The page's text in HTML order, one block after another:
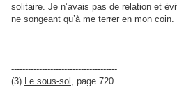
solitaire. Je n’avais pas de relation et
ne songeant qu’à me terrer en mon coin.
--------------------------------------
(3) Le sous-sol , page 720